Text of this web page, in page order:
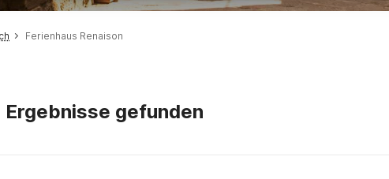
Ferienhaus Renaison
Ergebnisse gefunden